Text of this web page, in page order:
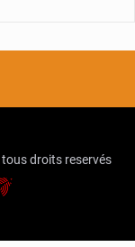
tous droits reservés